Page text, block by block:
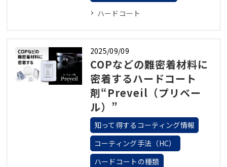
ハードコート
2025/09/09
COPなどの難密着材料に
密着するハードコート
剤“Preveil（プリベー
ル）”
知って得するコーティング情報
コーティング手法（HC）
ハードコートの種類